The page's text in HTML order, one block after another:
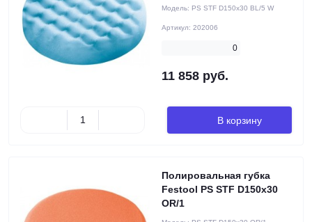
Модель: PS STF D150x30 BL/5 W
Артикул: 202006
0
11 858 руб.
В корзину
Полировальная губка
Festool PS STF D150x30
OR/1